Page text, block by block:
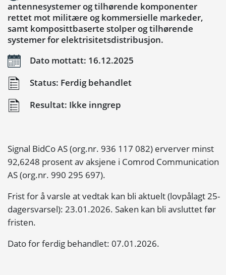
antennesystemer og tilhørende komponenter
rettet mot militære og kommersielle markeder,
samt komposittbaserte stolper og tilhørende
systemer for elektrisitetsdistribusjon.
Dato mottatt: 16.12.2025
Status: Ferdig behandlet
Resultat: Ikke inngrep
Signal BidCo AS (org.nr. 936 117 082) erverver minst
92,6248 prosent av aksjene i Comrod Communication
AS (org.nr. 990 295 697).
Frist for å varsle at vedtak kan bli aktuelt (lovpålagt 25-
dagersvarsel): 23.01.2026. Saken kan bli avsluttet før
fristen.
Dato for ferdig behandlet: 07.01.2026.